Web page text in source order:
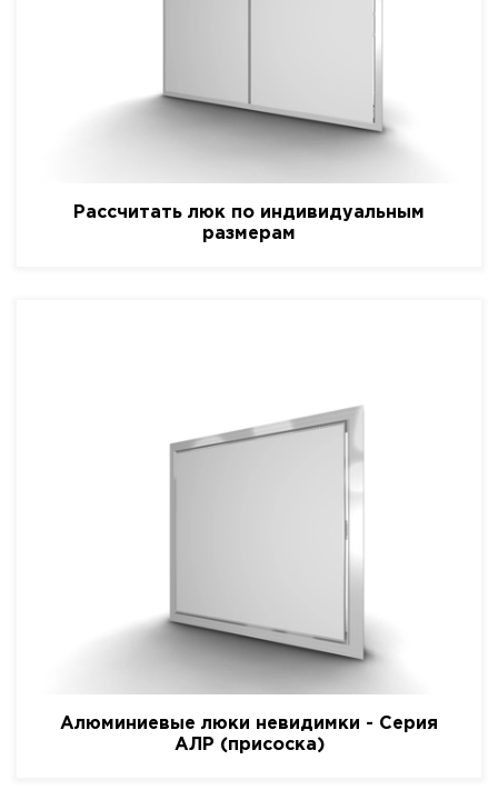
Рассчитать люк по индивидуальным
размерам
Алюминиевые люки невидимки - Серия
АЛР (присоска)